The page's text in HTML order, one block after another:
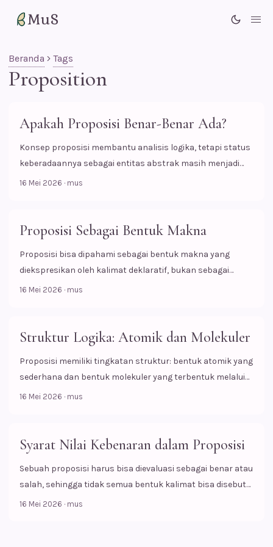
MuS
Beranda Tags
Proposition
Apakah Proposisi Benar-Benar Ada?
Konsep proposisi membantu analisis logika, tetapi status
keberadaannya sebagai entitas abstrak masih menjadi
bahan perdebatan filosofis.
16 Mei 2026 · mus
Proposisi Sebagai Bentuk Makna
Proposisi bisa dipahami sebagai bentuk makna yang
diekspresikan oleh kalimat deklaratif, bukan sebagai
kalimat itu sendiri.
16 Mei 2026 · mus
Struktur Logika: Atomik dan Molekuler
Proposisi memiliki tingkatan struktur: bentuk atomik yang
sederhana dan bentuk molekuler yang terbentuk melalui
operator logika.
16 Mei 2026 · mus
Syarat Nilai Kebenaran dalam Proposisi
Sebuah proposisi harus bisa dievaluasi sebagai benar atau
salah, sehingga tidak semua bentuk kalimat bisa disebut
proposisi.
16 Mei 2026 · mus